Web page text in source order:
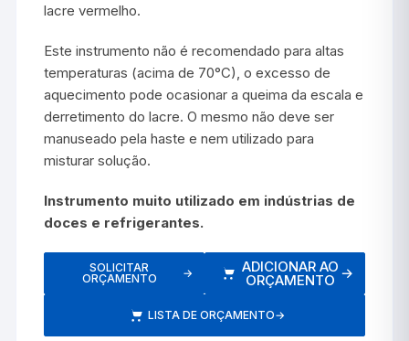
lacre vermelho.
Este instrumento não é recomendado para altas
temperaturas (acima de 70°C), o excesso de
aquecimento pode ocasionar a queima da escala e
derretimento do lacre. O mesmo não deve ser
manuseado pela haste e nem utilizado para
misturar solução.
Instrumento muito utilizado em indústrias de
doces e refrigerantes.
SOLICITAR
ORÇAMENTO
→ ADICIONAR AO
ORÇAMENTO →
LISTA DE ORÇAMENTO→